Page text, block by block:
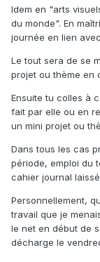
Idem en "arts
du monde". En
journée en lien
Le tout sera de se
projet ou thème en
Ensuite tu colles à
fait par elle ou en
un mini projet ou
Dans tous les cas
période, emploi du
cahier journal
Personnellement,
travail que je
le net en début de
décharge le